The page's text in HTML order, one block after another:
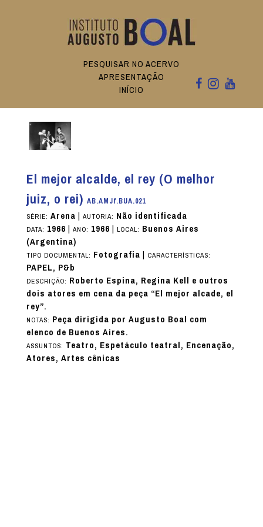
PESQUISAR NO ACERVO
APRESENTAÇÃO
INÍCIO
El mejor alcalde, el rey (O melhor
juiz, o rei) AB.AMJf.BUA.021
SÉRIE: Arena| AUTORIA: Não identificada
DATA: 1966| ANO: 1966| LOCAL: Buenos Aires
(Argentina)
TIPO DOCUMENTAL: Fotografia| CARACTERÍSTICAS:
PAPEL, P&b
DESCRIÇÃO: Roberto Espina, Regina Kell e outros
dois atores em cena da peça “El mejor alcade, el
rey”.
NOTAS: Peça dirigida por Augusto Boal com
elenco de Buenos Aires.
ASSUNTOS: Teatro, Espetáculo teatral, Encenação,
Atores, Artes cênicas